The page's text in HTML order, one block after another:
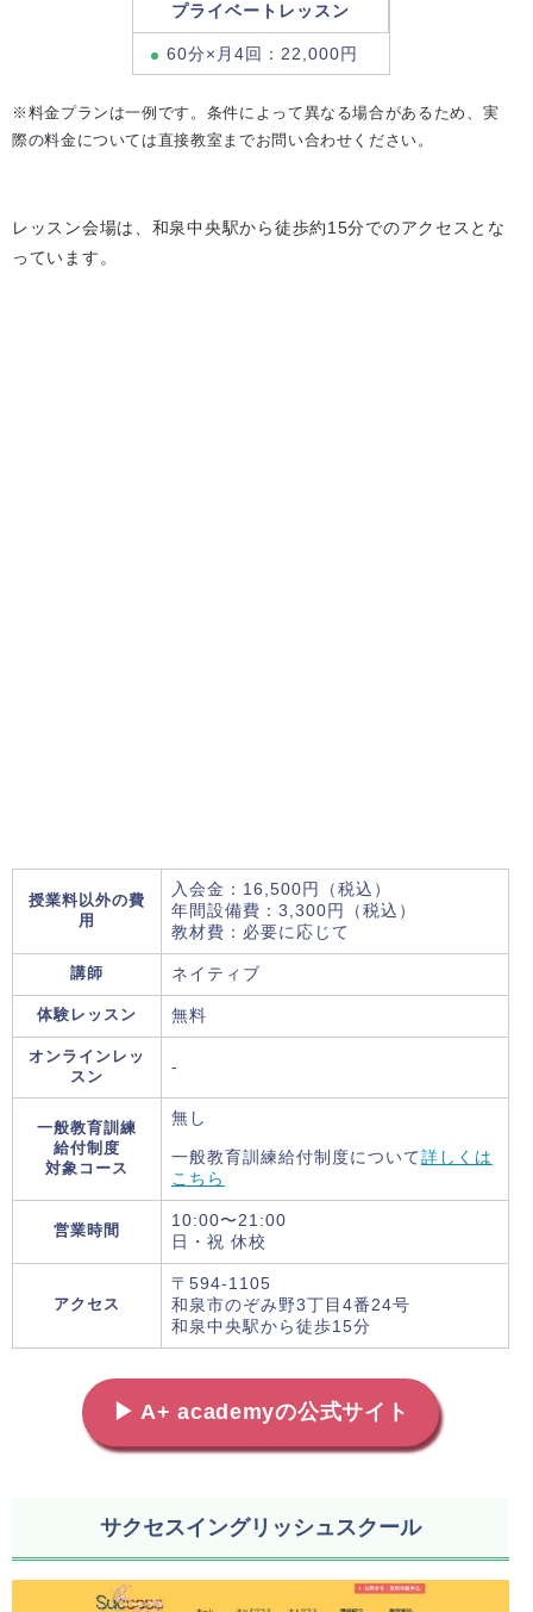
プライベートレッスン
60分×月4回：22,000円
※料金プランは一例です。条件によって異なる場合があるため、実
際の料金については直接教室までお問い合わせください。
レッスン会場は、和泉中央駅から徒歩約15分でのアクセスとな
っています。
授業料以外の費
用
入会金：16,500円（税込）
年間設備費：3,300円（税込）
教材費：必要に応じて
講師 ネイティブ
体験レッスン 無料
オンラインレッ
スン
-
一般教育訓練
給付制度
対象コース
無し
一般教育訓練給付制度について 詳しくは
こちら
営業時間
10:00〜21:00
日・祝 休校
アクセス
〒594-1105
和泉市のぞみ野3丁目4番24号
和泉中央駅から徒歩15分
▶ A+ academyの公式サイト
サクセスイングリッシュスクール